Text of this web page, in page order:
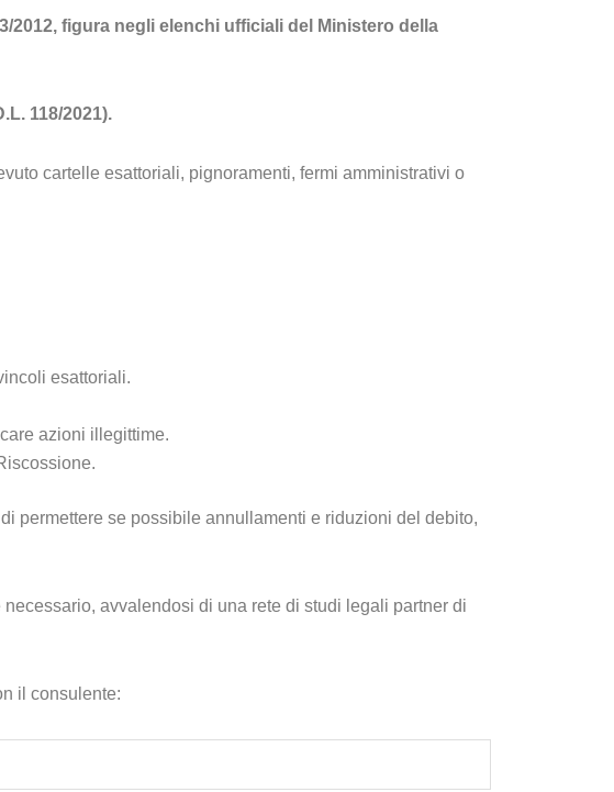
2012, figura negli elenchi ufficiali del Ministero della
118/2021).
cartelle esattoriali, pignoramenti, fermi amministrativi o
esattoriali.
azioni illegittime.
permettere se possibile annullamenti e riduzioni del debito,
avvalendosi di una rete di studi legali partner di
il consulente: